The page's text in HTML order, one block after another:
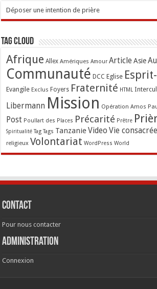
Déposer une intention de prière
Tag Cloud
Afrique Allex Amériques Amour Article Asie
Communauté DCC Eglise
Evangile Exclus Foyers Fraternité HTML
Libermann Mission Opération Amos
Post Poullart des Places Précarité Prêtre
Spiritualité Tag Tags TanzanieVideo Vie consacrée
religieux Volontariat WordPress World
Contact
Pour nous contacter
Administration
Connexion